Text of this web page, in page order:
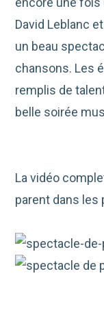
David Leblanc
un beau
chansons. Les
remplis de
belle soirée
La vidéo
parent dans les